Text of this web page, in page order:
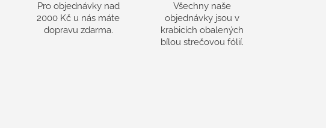
Pro objednávky nad
2000 Kč u nás máte
dopravu zdarma.
Všechny naše
objednávky jsou v
krabicích obalených
bílou strečovou fólií.